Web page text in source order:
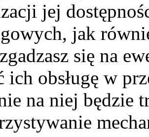
jej
jak
się na
ich obsługę w
na niej będzie